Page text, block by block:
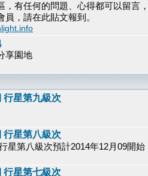
，有任何的問題、心得都可以留言
，請在此貼文報到。
享園地
行星第九級次
行星第八級次
星第八級次預計2014年12月09開始
行星第七級次